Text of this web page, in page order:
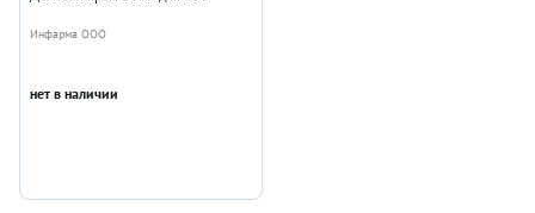
Инфарма ООО
нет в наличии